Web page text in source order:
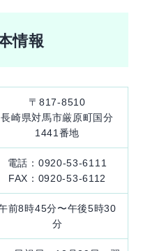
情報
〒817-8510
長崎県対馬市厳原町国分
1441番地
電話：0920-53-6111
FAX：0920-53-6112
前8時45分〜午後5時30
分